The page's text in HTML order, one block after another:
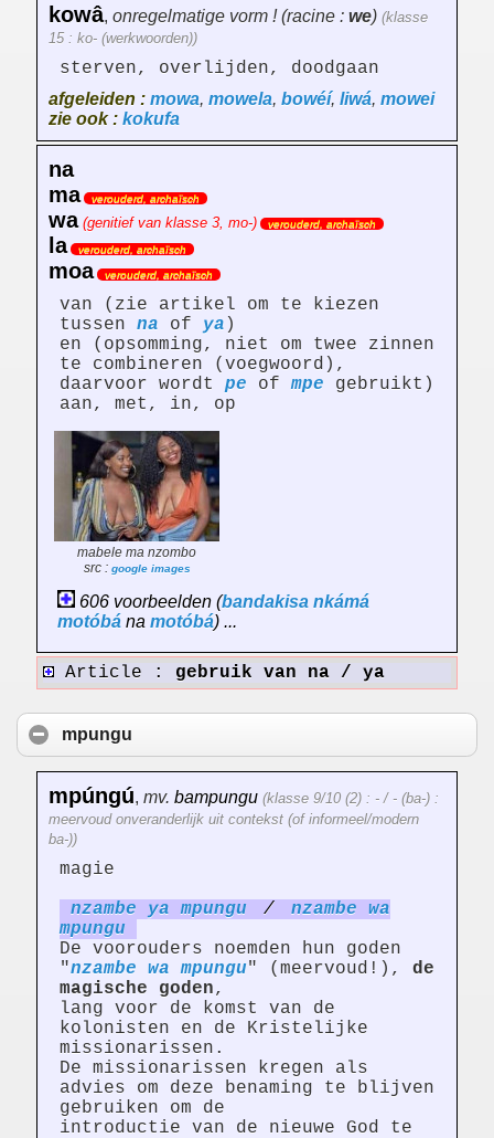
kowâ, onregelmatige vorm ! (racine : we) (klasse
15 : ko- (werkwoorden))
sterven, overlijden, doodgaan
afgeleiden : mowa, mowela, bowéí, liwá, mowei
zie ook : kokufa
na
ma
verouderd, archaïsch
wa (genitief van klasse 3, mo-) verouderd, archaïsch
la verouderd, archaïsch
moa verouderd, archaïsch
van (zie artikel om te kiezen
tussen na of ya )
en (opsomming, niet om twee zinnen
te combineren (voegwoord),
daarvoor wordt pe ofmpe gebruikt)
aan, met, in, op
mabele ma nzombo
src : google images
606 voorbeelden (bandakisa nkámá
motóbá na motóbá) ...
Article : gebruik van na / ya
mpungu
mpúngú, mv. bampungu (klasse 9/10 (2) : - / - (ba-) :
meervoud onveranderlijk uit contekst (of informeel/modern
ba-))
magie
nzambe ya mpungu
/
nzambe wa
mpungu
De voorouders noemden hun goden
"nzambe wa mpungu" (meervoud!), de
magische goden,
lang voor de komst van de
kolonisten en de Kristelijke
missionarissen.
De missionarissen kregen als
advies om deze benaming te blijven
gebruiken om de
introductie van de nieuwe God te